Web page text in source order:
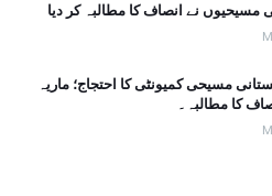
مسیحیوں نے انصاف کا مطالبہ کر دیا
مسیحی کمیونٹی کا احتجاج؛ ماریہ
کا مطالبہ۔